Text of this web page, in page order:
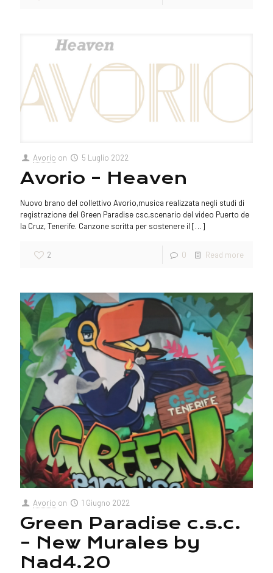
Avorio on 5 Luglio 2022
Avorio – Heaven
Nuovo brano del collettivo Avorio,musica realizzata negli studi di
registrazione del Green Paradise csc,scenario del video Puerto de
la Cruz, Tenerife. Canzone scritta per sostenere il […]
2 0 Read more
Avorio on 1 Giugno 2022
Green Paradise c.s.c.
– New Murales by
Nad4.20